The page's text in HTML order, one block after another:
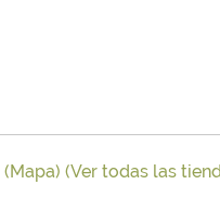
(Mapa) (Ver todas las